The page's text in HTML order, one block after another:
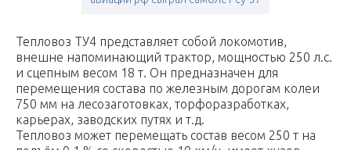
Тепловоз ТУ4 представляет собой локомотив,
внешне напоминающий трактор, мощностью 250 л.с.
и сцепным весом 18 т. Он предназначен для
перемещения состава по железным дорогам колеи
750 мм на лесозаготовках, торфоразработках,
карьерах, заводских путях и т.д.
Тепловоз может перемещать состав весом 250 т на